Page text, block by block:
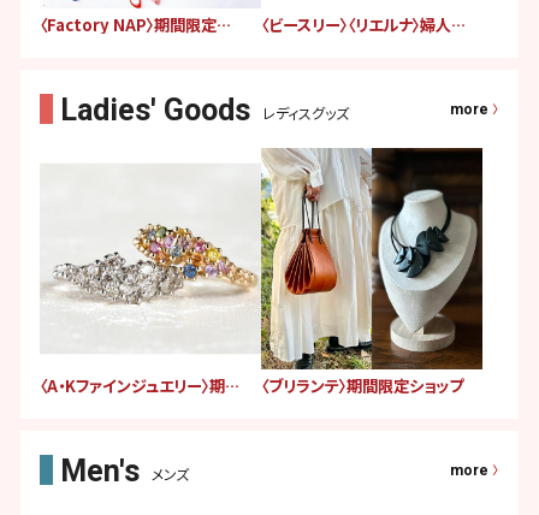
〈Factory NAP〉期間限定ショップ 〈ビースリー〉〈リエルナ〉婦人服販売会
レディスグッズ more
〈A・Kファインジュエリー〉期間限定ショップ 〈ブリランテ〉期間限定ショップ
メンズ more